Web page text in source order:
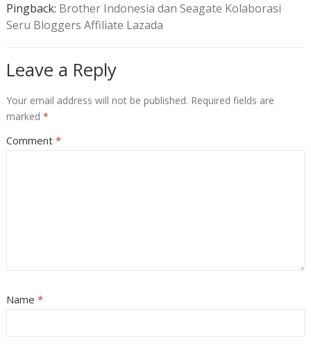
Pingback: Brother Indonesia dan Seagate Kolaborasi
Seru Bloggers Affiliate Lazada
Leave a Reply
Your email address will not be published. Required fields are
marked *
Comment *
Name *